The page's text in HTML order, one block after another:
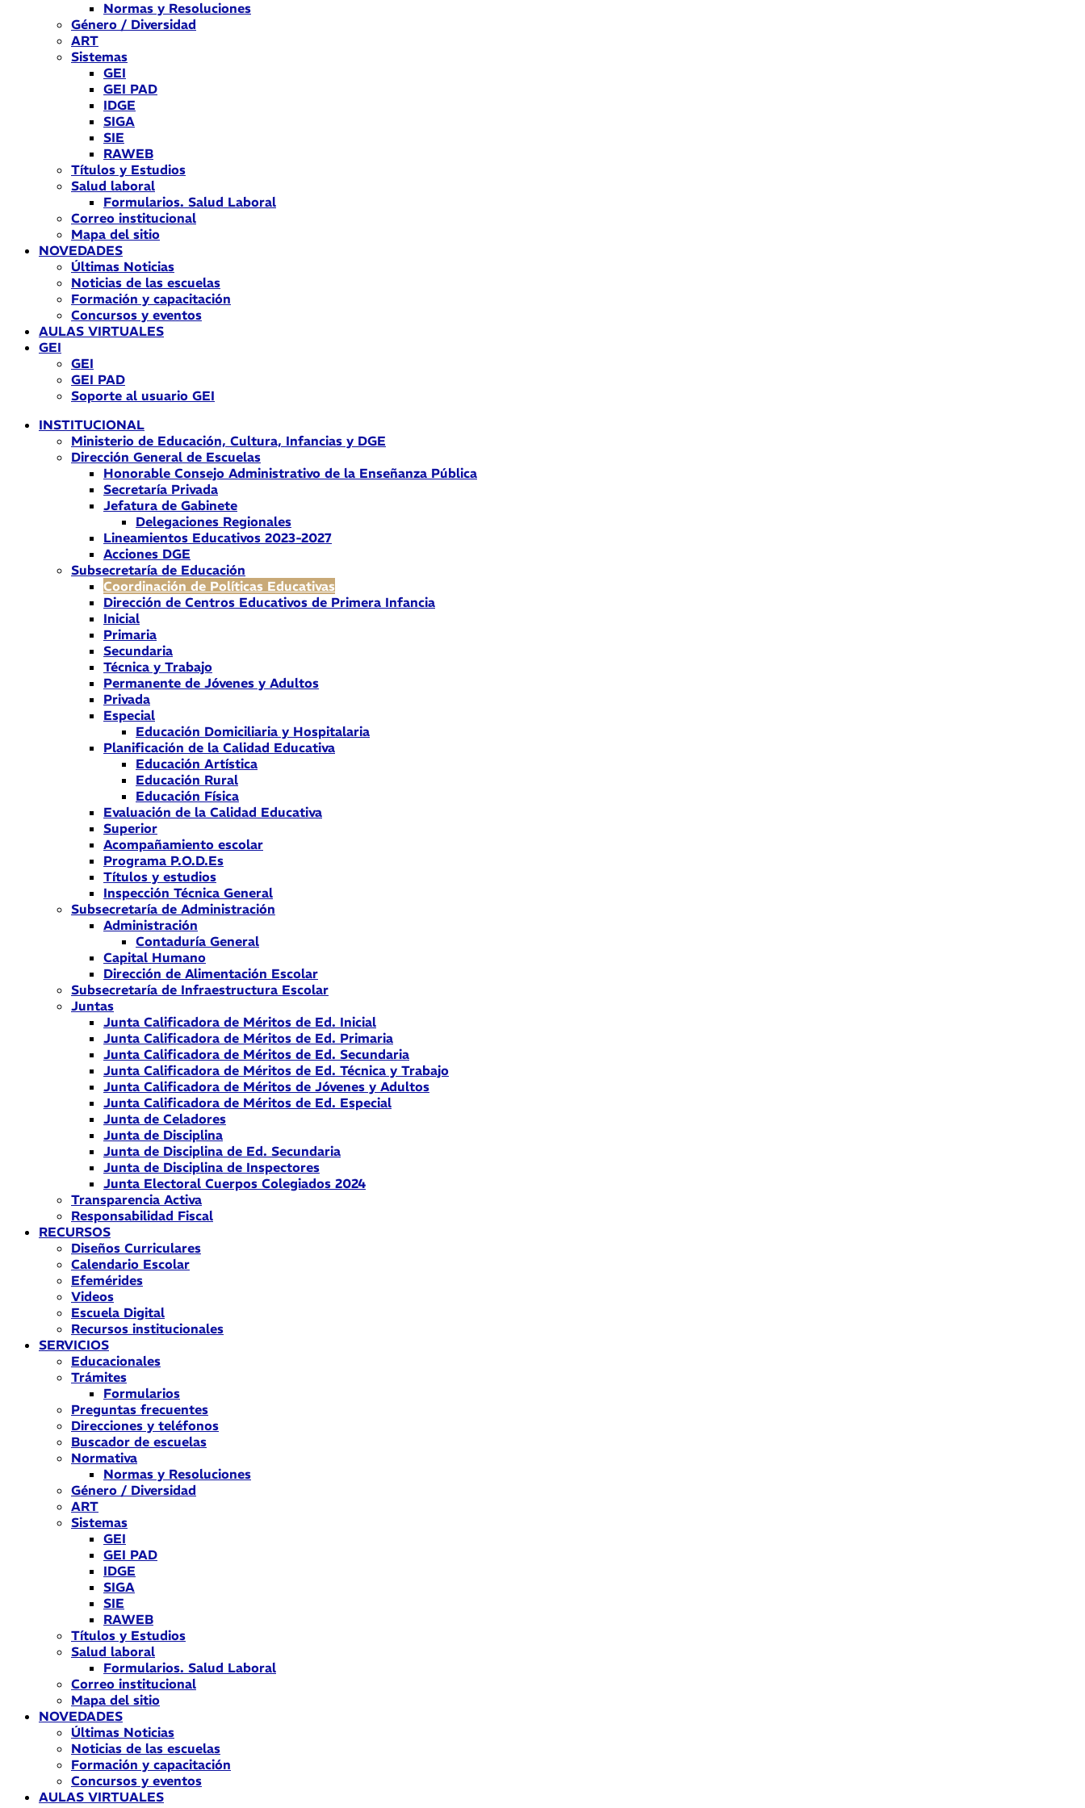
Normas y Resoluciones
Género / Diversidad
ART
Sistemas
GEI
GEI PAD
IDGE
SIGA
SIE
RAWEB
Títulos y Estudios
Salud laboral
Formularios. Salud Laboral
Correo institucional
Mapa del sitio
NOVEDADES
Últimas Noticias
Noticias de las escuelas
Formación y capacitación
Concursos y eventos
AULAS VIRTUALES
GEI
GEI
GEI PAD
Soporte al usuario GEI
INSTITUCIONAL
Ministerio de Educación, Cultura, Infancias y DGE
Dirección General de Escuelas
Honorable Consejo Administrativo de la Enseñanza Pública
Secretaría Privada
Jefatura de Gabinete
Delegaciones Regionales
Lineamientos Educativos 2023-2027
Acciones DGE
Subsecretaría de Educación
Coordinación de Políticas Educativas
Dirección de Centros Educativos de Primera Infancia
Inicial
Primaria
Secundaria
Técnica y Trabajo
Permanente de Jóvenes y Adultos
Privada
Especial
Educación Domiciliaria y Hospitalaria
Planificación de la Calidad Educativa
Educación Artística
Educación Rural
Educación Física
Evaluación de la Calidad Educativa
Superior
Acompañamiento escolar
Programa P.O.D.Es
Títulos y estudios
Inspección Técnica General
Subsecretaría de Administración
Administración
Contaduría General
Capital Humano
Dirección de Alimentación Escolar
Subsecretaría de Infraestructura Escolar
Juntas
Junta Calificadora de Méritos de Ed. Inicial
Junta Calificadora de Méritos de Ed. Primaria
Junta Calificadora de Méritos de Ed. Secundaria
Junta Calificadora de Méritos de Ed. Técnica y Trabajo
Junta Calificadora de Méritos de Jóvenes y Adultos
Junta Calificadora de Méritos de Ed. Especial
Junta de Celadores
Junta de Disciplina
Junta de Disciplina de Ed. Secundaria
Junta de Disciplina de Inspectores
Junta Electoral Cuerpos Colegiados 2024
Transparencia Activa
Responsabilidad Fiscal
RECURSOS
Diseños Curriculares
Calendario Escolar
Efemérides
Videos
Escuela Digital
Recursos institucionales
SERVICIOS
Educacionales
Trámites
Formularios
Preguntas frecuentes
Direcciones y teléfonos
Buscador de escuelas
Normativa
Normas y Resoluciones
Género / Diversidad
ART
Sistemas
GEI
GEI PAD
IDGE
SIGA
SIE
RAWEB
Títulos y Estudios
Salud laboral
Formularios. Salud Laboral
Correo institucional
Mapa del sitio
NOVEDADES
Últimas Noticias
Noticias de las escuelas
Formación y capacitación
Concursos y eventos
AULAS VIRTUALES